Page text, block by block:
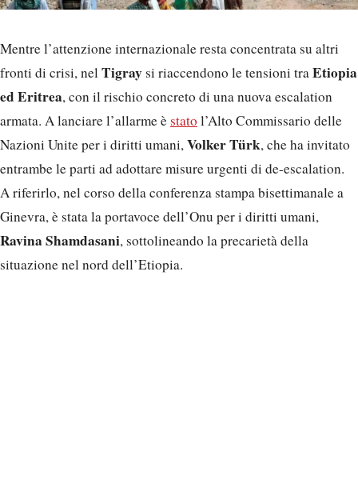
Mentre l’attenzione internazionale resta concentrata su altri
fronti di crisi, nelTigraysi riaccendono le tensioni traEtiopia
ed Eritrea, con il rischio concreto di una nuova escalation
armata. A lanciare l’allarme èstato l’Alto Commissario delle
Nazioni Unite per i diritti umani,Volker Türk, che ha invitato
entrambe le parti ad adottare misure urgenti di de-escalation.
A riferirlo, nel corso della conferenza stampa bisettimanale a
Ginevra, è stata la portavoce dell’Onu per i diritti umani,
Ravina Shamdasani, sottolineando la precarietà della
situazione nel nord dell’Etiopia.